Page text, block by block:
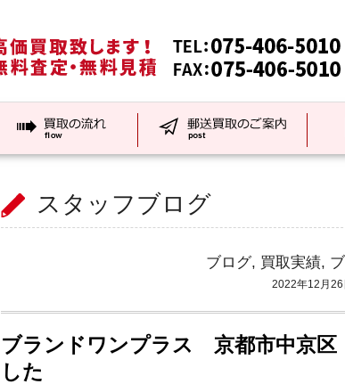
スタッフブログ
ブログ, 買取実績,
2022年12月26
ブランドワンプラス 京都市中京
した